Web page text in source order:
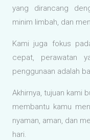
yang dirancang
minim limbah, dan
Kami juga fokus
cepat, perawatan
penggunaan adalah
Akhirnya, tujuan kami
membantu kamu
nyaman, aman, dan
hari.